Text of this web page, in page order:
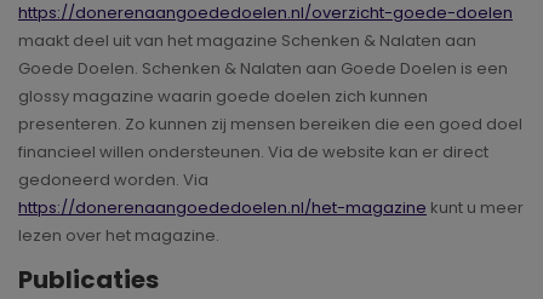
https://donerenaangoededoelen.nl/overzicht-goede-doelen
maakt deel uit van het magazine Schenken & Nalaten aan
Goede Doelen. Schenken & Nalaten aan Goede Doelen is een
glossy magazine waarin goede doelen zich kunnen
presenteren. Zo kunnen zij mensen bereiken die een goed doel
financieel willen ondersteunen. Via de website kan er direct
gedoneerd worden. Via
https://donerenaangoededoelen.nl/het-magazine kunt u meer
lezen over het magazine.
Publicaties